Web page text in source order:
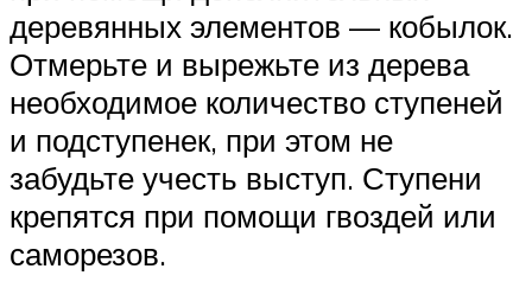
деревянных элементов — кобылок.
Отмерьте и вырежьте из дерева
необходимое количество ступеней
и подступенек, при этом не
забудьте учесть выступ. Ступени
крепятся при помощи гвоздей или
саморезов.